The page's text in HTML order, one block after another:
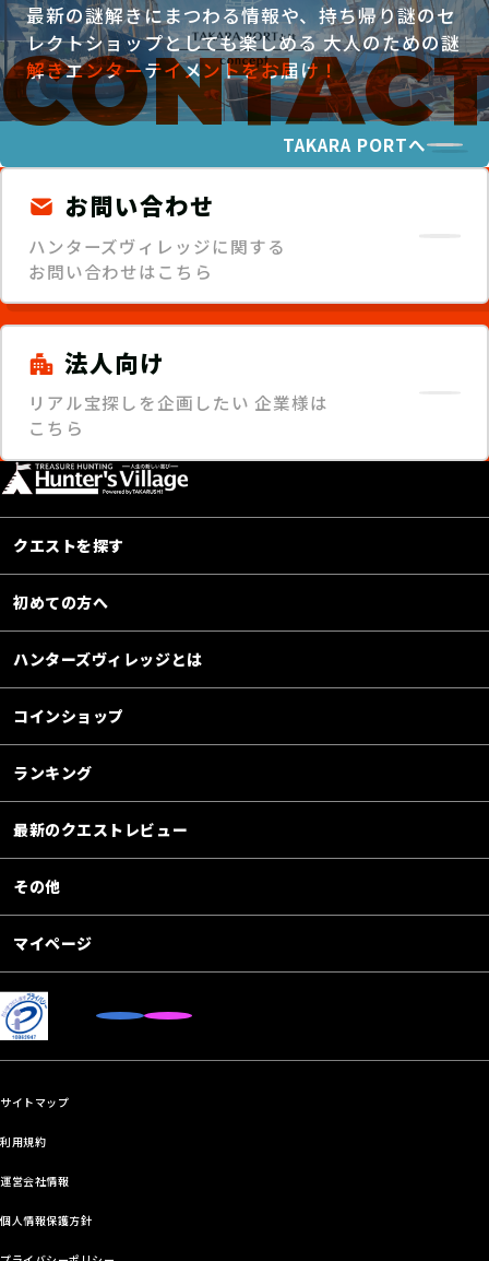
最新の謎解きにまつわる情報や、持ち帰り謎のセ
レクトショップとしても楽しめる大人のための謎
解きエンターテイメントをお届け！
TAKARA PORTへ
お問い合わせ
ハンターズヴィレッジに関する
お問い合わせはこちら
法人向け
リアル宝探しを企画したい 企業様は
こちら
クエストを探す
初めての方へ
ハンターズヴィレッジとは
コインショップ
ランキング
最新のクエストレビュー
その他
マイページ
サイトマップ
利用規約
運営会社情報
個人情報保護方針